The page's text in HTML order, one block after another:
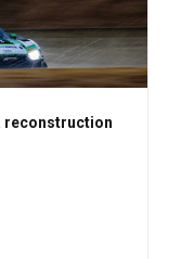
reconstruction